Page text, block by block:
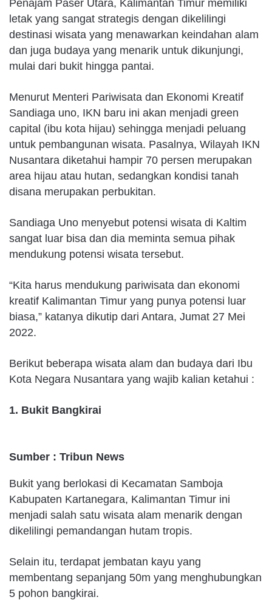
Penajam Paser Utara, Kalimantan Timur memiliki
letak yang sangat strategis dengan dikelilingi
destinasi wisata yang menawarkan keindahan alam
dan juga budaya yang menarik untuk dikunjungi,
mulai dari bukit hingga pantai.
Menurut Menteri Pariwisata dan Ekonomi Kreatif
Sandiaga uno, IKN baru ini akan menjadi green
capital (ibu kota hijau) sehingga menjadi peluang
untuk pembangunan wisata. Pasalnya, Wilayah IKN
Nusantara diketahui hampir 70 persen merupakan
area hijau atau hutan, sedangkan kondisi tanah
disana merupakan perbukitan.
Sandiaga Uno menyebut potensi wisata di Kaltim
sangat luar bisa dan dia meminta semua pihak
mendukung potensi wisata tersebut.
“Kita harus mendukung pariwisata dan ekonomi
kreatif Kalimantan Timur yang punya potensi luar
biasa,” katanya dikutip dari Antara, Jumat 27 Mei
2022.
Berikut beberapa wisata alam dan budaya dari Ibu
Kota Negara Nusantara yang wajib kalian ketahui :
1. Bukit Bangkirai
Sumber : Tribun News
Bukit yang berlokasi di Kecamatan Samboja
Kabupaten Kartanegara, Kalimantan Timur ini
menjadi salah satu wisata alam menarik dengan
dikelilingi pemandangan hutam tropis.
Selain itu, terdapat jembatan kayu yang
membentang sepanjang 50m yang menghubungkan
5 pohon bangkirai.